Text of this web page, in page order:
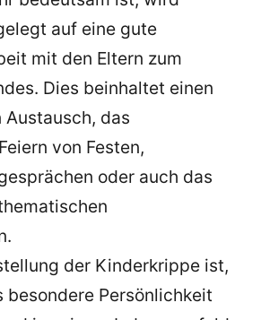
auf eine gute
mit den Eltern zum
Dies beinhaltet einen
das
von Festen,
oder auch das
der Kinderkrippe ist,
besondere Persönlichkeit